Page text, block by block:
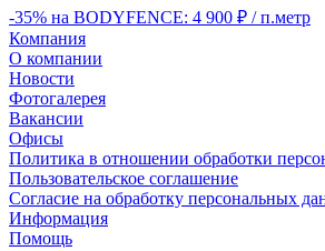
-35% на BODYFENCE: 4 900 ₽ / п.метр
Компания
О компании
Новости
Фотогалерея
Вакансии
Офисы
Политика в отношении обработки
Пользовательское соглашение
Согласие на обработку персональных
Информация
Помощь